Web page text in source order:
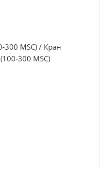
300 MSC) / Кран
300 MSC)